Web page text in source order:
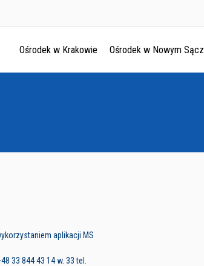
Ośrodek w Krakowie Ośrodek w Nowym
aplikacji MS
33 844 43 14 w. 33 tel.
Ośrodek w Krakowie